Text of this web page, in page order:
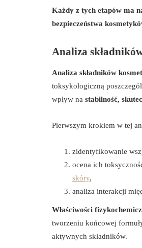
Każdy z tych etapów ma
bezpieczeństwa
Analiza
Analiza składników
toksykologiczną
wpływ na stabilność,
Pierwszym krokiem w tej
zidentyfikowanie
ocena ich
skóry,
analiza interakcji
Właściwości
tworzeniu końcowej
aktywnych składników.